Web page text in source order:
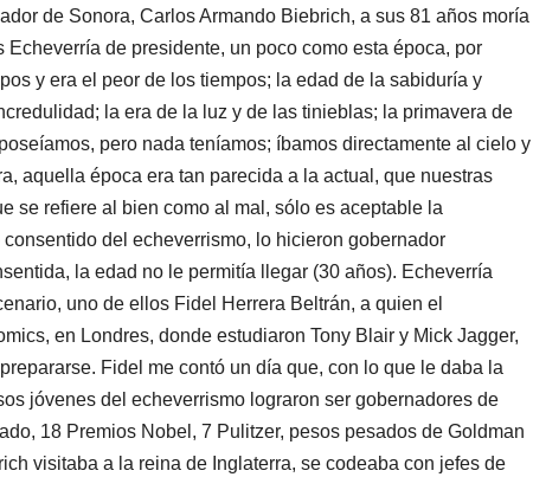
de Sonora, Carlos Armando Biebrich, a sus 81 años moría
de presidente, un poco como esta época, por
y era el peor de los tiempos; la edad de la sabiduría y
la era de la luz y de las tinieblas; la primavera de
pero nada teníamos; íbamos directamente al cielo y
aquella época era tan parecida a la actual, que nuestras
se refiere al bien como al mal, sólo es aceptable la
del echeverrismo, lo hicieron gobernador
la edad no le permitía llegar (30 años). Echeverría
uno de ellos Fidel Herrera Beltrán, a quien el
en Londres, donde estudiaron Tony Blair y Mick Jagger,
Fidel me contó un día que, con lo que le daba la
jóvenes del echeverrismo lograron ser gobernadores de
18 Premios Nobel, 7 Pulitzer, pesos pesados de Goldman
visitaba a la reina de Inglaterra, se codeaba con jefes de